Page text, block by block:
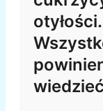
otyłości.
wiedzieć